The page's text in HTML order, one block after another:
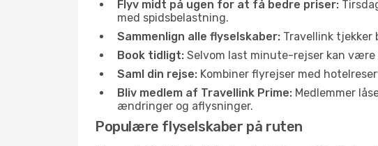
Flyv midt på ugen for at få bedre priser:
med spidsbelastning.
Sammenlign alle flyselskaber: Travellink tjekker
Book tidligt: Selvom last minute-rejser kan
Saml din rejse: Kombiner flyrejser med
Bliv medlem af Travellink Prime: Medlemmer
ændringer og aflysninger.
Populære flyselskaber på ruten